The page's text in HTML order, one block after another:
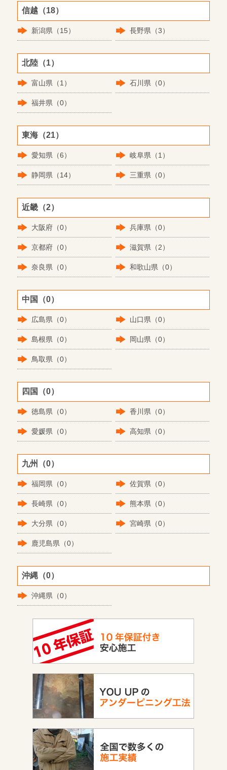
信越（18）
新潟県（15） 長野県（3）
北陸（1）
富山県（1） 石川県（0）
福井県（0）
東海（21）
愛知県（6） 岐阜県（1）
静岡県（14） 三重県（0）
近畿（2）
大阪府（0） 兵庫県（0）
京都府（0） 滋賀県（2）
奈良県（0） 和歌山県（0）
中国（0）
広島県（0） 山口県（0）
島根県（0） 岡山県（0）
鳥取県（0）
四国（0）
徳島県（0） 香川県（0）
愛媛県（0） 高知県（0）
九州（0）
福岡県（0） 佐賀県（0）
長崎県（0） 熊本県（0）
大分県（0） 宮崎県（0）
鹿児島県（0）
沖縄（0）
沖縄県（0）